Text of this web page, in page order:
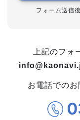
フォーム送信
上記のフォ
お電話でのお